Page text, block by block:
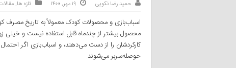
حمید رضا نکویی ۱۹ مهر, ۱۴۰۰ تازه ها,
اسباب‌بازی و محصولات کودک معمولاً به تاریخ مصرف
محصول بیشتر از چندماه قابل استفاده نیست و
کارکردشان را از دست می‌دهند، و اسباب‌بازی‌ اگر
حوصله‌سربر می‌شوند.